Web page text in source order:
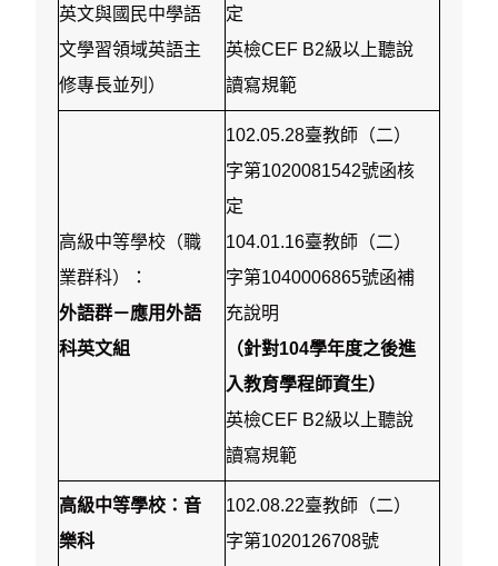
英文與國民中學語
文學習領域英語主
修專長並列）
定
英檢CEF B2級以上聽說
讀寫規範
高級中等學校（職
業群科）：
外語群－應用外語
科英文組
102.05.28臺教師（二）
字第1020081542號函核
定
104.01.16臺教師（二）
字第1040006865號函補
充說明
（針對104學年度之後進
入教育學程師資生）
英檢CEF B2級以上聽說
讀寫規範
高級中等學校：音
樂科
102.08.22臺教師（二）
字第1020126708號